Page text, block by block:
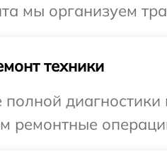
мы организуем
техники
полной
ремонтные